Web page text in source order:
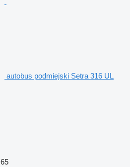
autobus podmiejski Setra 316 UL
65